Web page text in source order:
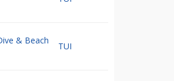
& Beach
TUI